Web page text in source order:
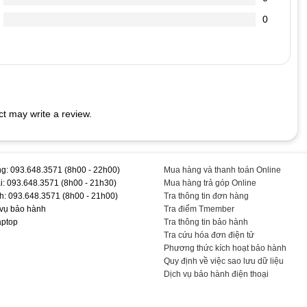
mở Word ra gõ chữ sẽ thấy.
phím sẽ thu hút lũ kiến đến “cắn phá” bàn phím laptop của
để quét sạch bụi bám dưới các khe phím.
#Hãng #T #TEEMO #PC #KEY1291
0
may write a review.
093.648.3571 (8h00 - 22h00)
093.648.3571 (8h00 - 21h30)
093.648.3571 (8h00 - 21h00)
bảo hành
Mua hàng và thanh toán Online
Mua hàng trả góp Online
Tra thông tin đơn hàng
Tra điểm Tmember
Tra thông tin bảo hành
Tra cứu hóa đơn điện tử
Phương thức kích hoạt bảo hành
Quy định về việc sao lưu dữ liệu
Dịch vụ bảo hành điện thoại